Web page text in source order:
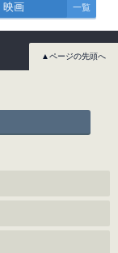
映画 一覧
▲ページの先頭へ